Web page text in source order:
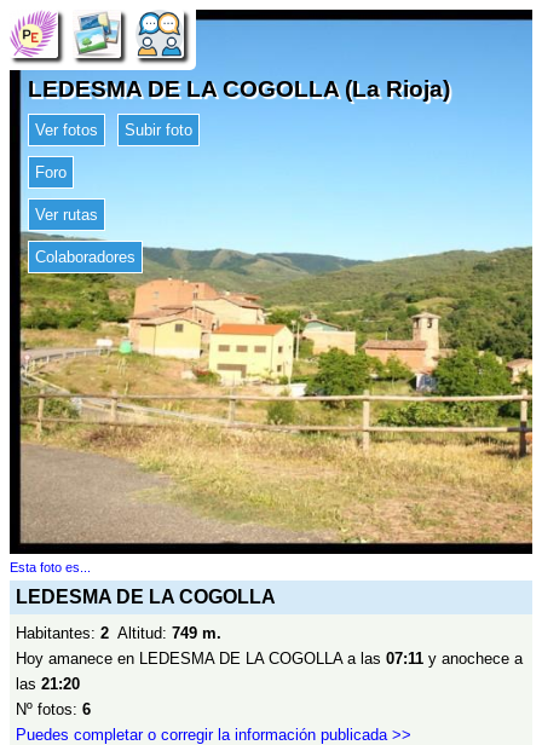
LEDESMA DE LA COGOLLA (La Rioja)
Ver fotos Subir foto
Foro
Ver rutas
Colaboradores
Esta foto es...
LEDESMA DE LA COGOLLA
Habitantes: 2 Altitud: 749 m.
Hoy amanece en LEDESMA DE LA COGOLLA a las 07:11 y anochece a
las 21:20
Nº fotos: 6
Puedes completar o corregir la información publicada >>